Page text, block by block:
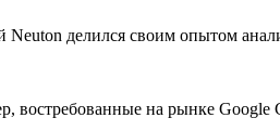
делился своим опытом
на рынке Google